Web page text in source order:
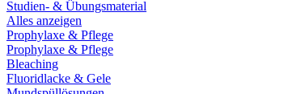
Studien- & Übungsmaterial
Alles anzeigen
Prophylaxe & Pflege
Prophylaxe & Pflege
Bleaching
Fluoridlacke & Gele